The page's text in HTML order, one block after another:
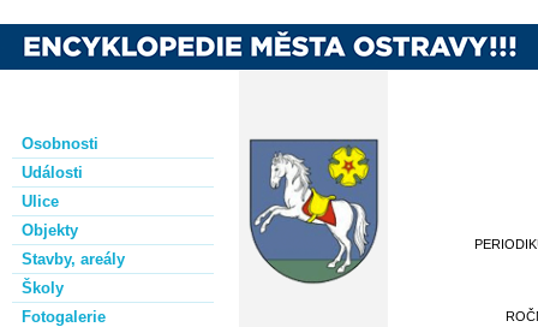
Osobnosti
Události
Ulice
Objekty
Stavby, areály
Školy
Fotogalerie